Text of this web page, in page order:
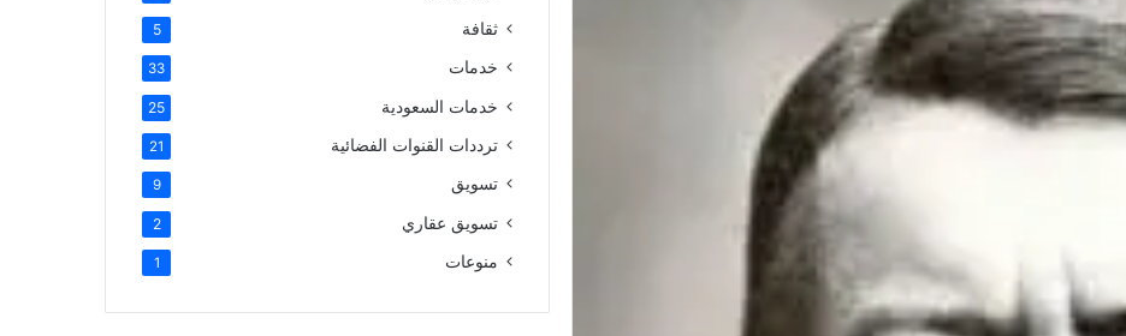
ثقافة 5
خدمات 33
خدمات السعودية 25
ترددات القنوات الفضائية 21
تسويق 9
تسويق عقاري 2
منوعات 1